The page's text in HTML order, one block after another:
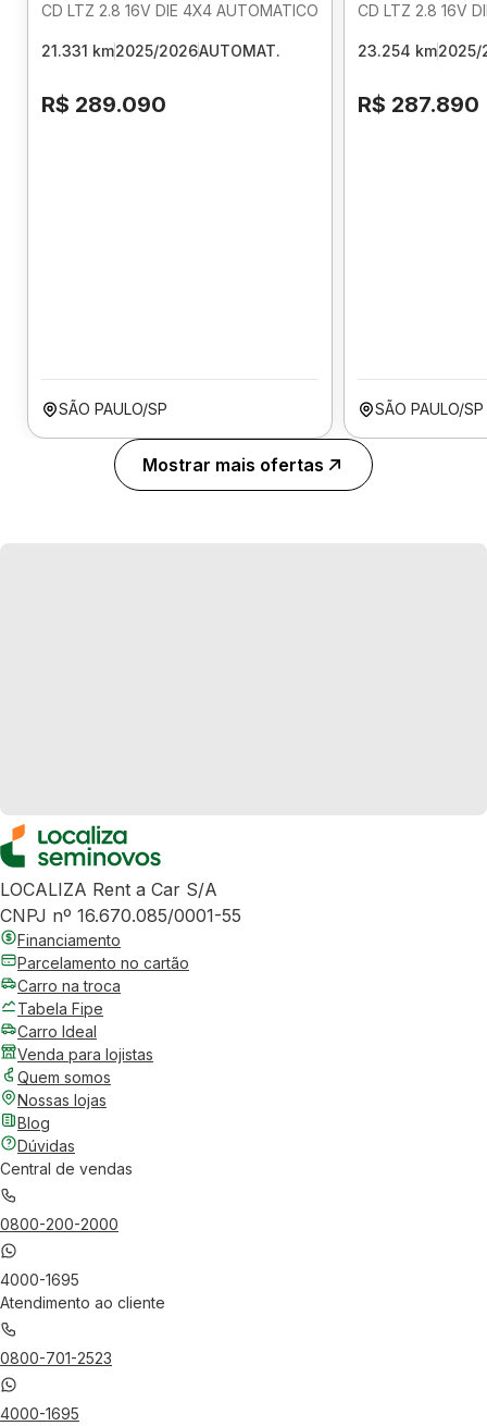
CD LTZ 2.8 16V DIE 4X4 AUTOMATICO
21.331 km2025/2026AUTOMAT.
R$ 289.090
SÃO PAULO/SP
CD LTZ 2.8 16V
23.254 km2025/
R$ 287.890
SÃO PAULO/SP
Mostrar mais ofertas
LOCALIZA Rent a Car S/A
CNPJ nº 16.670.085/0001-55
Financiamento
Parcelamento no cartão
Carro na troca
Tabela Fipe
Carro Ideal
Venda para lojistas
Quem somos
Nossas lojas
Blog
Dúvidas
Central de vendas
0800-200-2000
4000-1695
Atendimento ao cliente
0800-701-2523
4000-1695